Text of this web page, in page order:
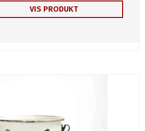
VIS PRODUKT